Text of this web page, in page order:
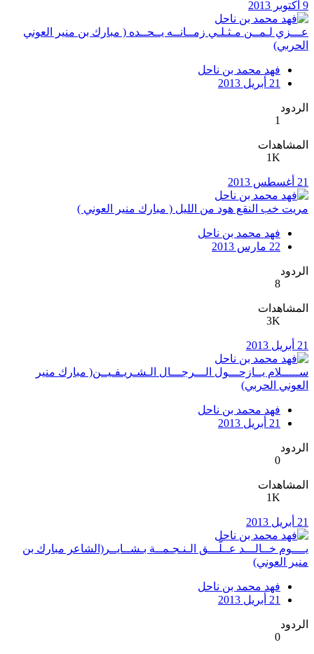
9 أكتوبر 2013
عـــزي لـمــن مـثـلـي زمــانــه يــحــده ( مبارك بن منير العوني
الحربي)
فهد محمد بن ناحل
21 أبريل 2013
الردود
1
المشاهدات
1K
21 أغسطس 2013
مريت خب النقع هود من الليل ( مبارك منير العوني )
فهد محمد بن ناحل
22 مارس 2013
الردود
8
المشاهدات
3K
21 أبريل 2013
ســـــلام يــازحـــول الـــرجـــال الـشـريـفـيــن( مبارك منير
العوني الحربي)
فهد محمد بن ناحل
21 أبريل 2013
الردود
0
المشاهدات
1K
21 أبريل 2013
يــــوم خــالـــد عــلّـــق الـنـجـمــة بـشــايــر(الشاعر مبارك بن
منير العوني)
فهد محمد بن ناحل
21 أبريل 2013
الردود
0